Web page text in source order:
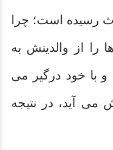
رسیده است؛ چرا
را از والدینش به
خود درگیر می
آید، در نتیجه